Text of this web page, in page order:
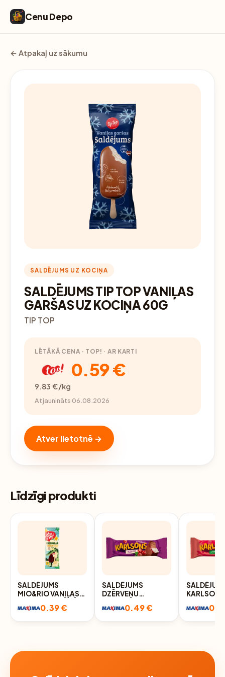
Cenu Depo
← Atpakaļ uz sākumu
SALDĒJUMS UZ KOCIŅA
SALDĒJUMS TIP TOP VANIĻAS
GARŠAS UZ KOCIŅA 60G
TIP TOP
LĒTĀKĀ CENA · TOP! · AR KARTI
0.59 €
9.83 €/kg
Atjaunināts 06.08.2026
Atver lietotnē →
Līdzīgi produkti
SALDĒJUMS
MIO&RIO VANIĻAS
34G
0.39 €
SALDĒJUMS
DZĒRVEŅU
0.49 €